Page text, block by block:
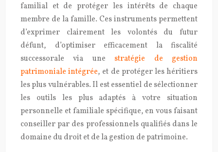
familial et de protéger les intérêts de chaque
membre de la famille. Ces instruments permettent
d’exprimer clairement les volontés du futur
défunt, d’optimiser efficacement la fiscalité
successorale via une stratégie de gestion
patrimoniale intégrée, et de protéger les héritiers
les plus vulnérables. Il est essentiel de sélectionner
les outils les plus adaptés à votre situation
personnelle et familiale spécifique, en vous faisant
conseiller par des professionnels qualifiés dans le
domaine du droit et de la gestion de patrimoine.